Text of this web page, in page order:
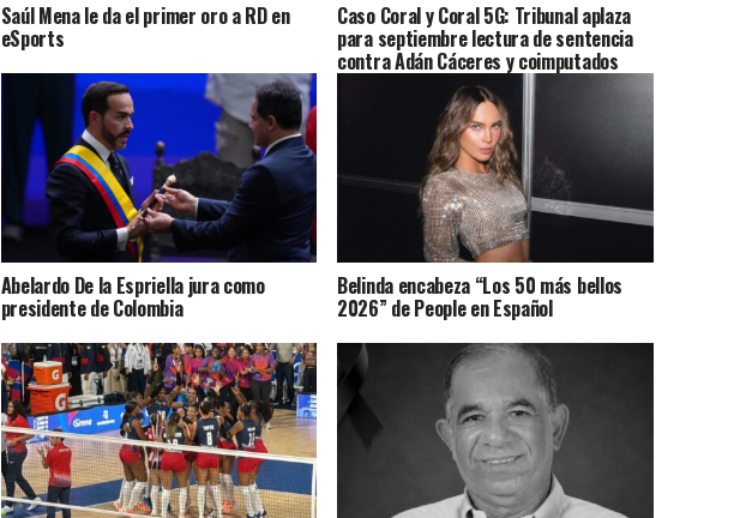
Saúl Mena le da el primer oro a RD en
eSports
Caso Coral y Coral 5G: Tribunal aplaza
para septiembre lectura de sentencia
contra Adán Cáceres y coimputados
Abelardo De la Espriella jura como
presidente de Colombia
Belinda encabeza “Los 50 más bellos
2026” de People en Español